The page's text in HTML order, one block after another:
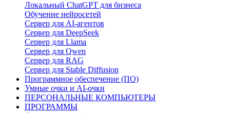
Локальный ChatGPT для бизнеса
Обучение нейросетей
Сервер для AI-агентов
Сервер для DeepSeek
Сервер для Llama
Сервер для Qwen
Сервер для RAG
Сервер для Stable Diffusion
Программное обеспечение (ПО)
Умные очки и AI-очки
ПЕРСОНАЛЬНЫЕ КОМПЬЮТЕРЫ
ПРОГРАММЫ